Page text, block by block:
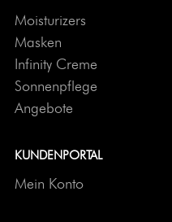
Moisturizers
Masken
Infinity Creme
Sonnenpflege
Angebote
KUNDENPORTAL
Mein Konto